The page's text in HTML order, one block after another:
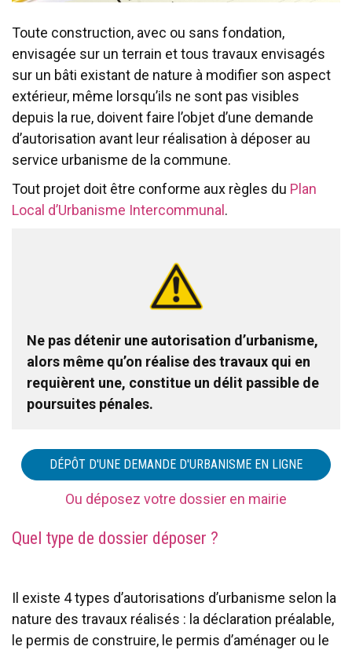
Toute construction, avec ou sans fondation,
envisagée sur un terrain et tous travaux envisagés
sur un bâti existant de nature à modifier son aspect
extérieur, même lorsqu’ils ne sont pas visibles
depuis la rue, doivent faire l’objet d’une demande
d’autorisation avant leur réalisation à déposer au
service urbanisme de la commune.
Tout projet doit être conforme aux règles du Plan
Local d’Urbanisme Intercommunal .
Ne pas détenir une autorisation d’urbanisme,
alors même qu’on réalise des travaux qui en
requièrent une, constitue un délit passible de
poursuites pénales.
DÉPÔT D'UNE DEMANDE D'URBANISME EN LIGNE
Ou déposez votre dossier en mairie
Quel type de dossier déposer ?
Il existe 4 types d’autorisations d’urbanisme selon la
nature des travaux réalisés : la déclaration préalable,
le permis de construire, le permis d’aménager ou le